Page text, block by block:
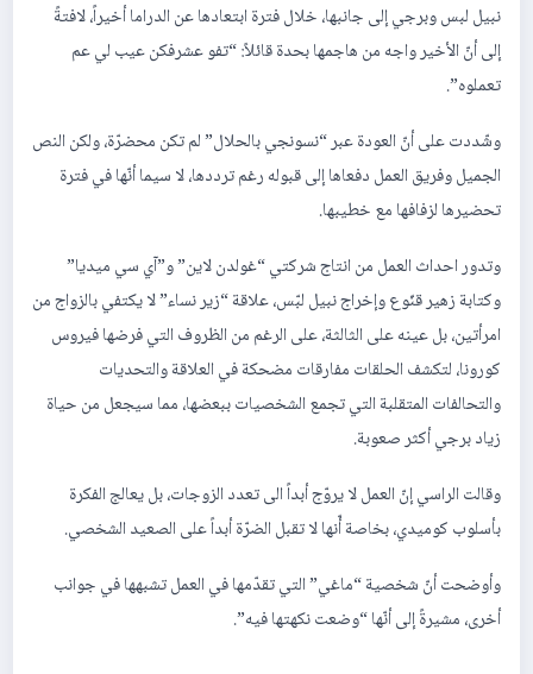
نبيل لبس وبرجي إلى جانبها، خلال فترة ابتعادها عن الدراما أخيراً، لافتةً
إلى أنّ الأخير واجه من هاجمها بحدة قائلاً: “تفو عشرفكن عيب لي عم
تعملوه”.
وشّددت على أنّ العودة عبر “نسونجي بالحلال” لم تكن محضرّة، ولكن النص
الجميل وفريق العمل دفعاها إلى قبوله رغم ترددها، لا سيما أنّها في فترة
تحضيرها لزفافها مع خطيبها.
وتدور احداث العمل من انتاج شركتي “غولدن لاين” و”آي سي ميديا”
وكتابة زهير قنّوع وإخراج نبيل لبّس، علاقة “زير نساء” لا يكتفي بالزواج من
امرأتين، بل عينه على الثالثة، على الرغم من الظروف التي فرضها فيروس
كورونا، لتكشف الحلقات مفارقات مضحكة في العلاقة والتحديات
والتحالفات المتقلبة التي تجمع الشخصيات ببعضها، مما سيجعل من حياة
زياد برجي أكثر صعوبة.
وقالت الراسي إنّ العمل لا يروّج أبداً الى تعدد الزوجات، بل يعالج الفكرة
بأسلوب كوميدي، بخاصة أّنها لا تقبل الضرّة أبداً على الصعيد الشخصي.
وأوضحت أنّ شخصية “ماغي” التي تقدّمها في العمل تشبهها في جوانب
أخرى، مشيرةً إلى أنّها “وضعت نكهتها فيه”.